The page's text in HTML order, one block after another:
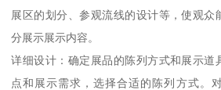
展区的划分、参观流线的设计等，使观众
分展示展示内容。
详细设计：确定展品的陈列方式和展示道
点和展示需求，选择合适的陈列方式。